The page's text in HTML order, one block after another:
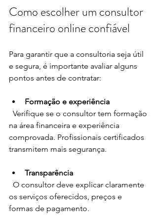
Como escolher um consultor
financeiro online confiável
Para garantir que a consultoria seja útil
e segura, é importante avaliar alguns
pontos antes de contratar:
Formação e experiência
na área financeira e experiência
comprovada. Profissionais certificados
transmitem mais segurança.
Transparência
os serviços oferecidos, preços e
formas de pagamento.